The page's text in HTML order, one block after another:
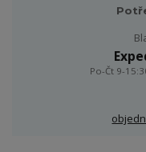
Po-Čt 9-